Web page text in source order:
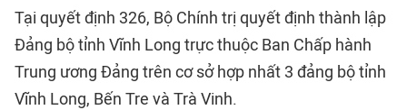
Tại quyết định 326, Bộ Chính trị quyết định thành lập
Đảng bộ tỉnh Vĩnh Long trực thuộc Ban Chấp hành
Trung ương Đảng trên cơ sở hợp nhất 3 đảng bộ tỉnh
Vĩnh Long, Bến Tre và Trà Vinh.